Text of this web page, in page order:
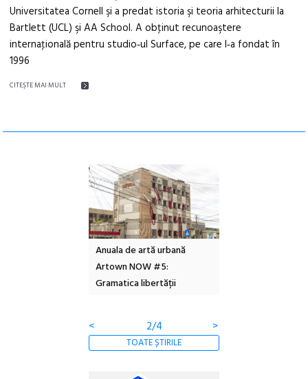
Universitatea Cornell şi a predat istoria şi teoria arhitecturii la
Bartlett (UCL) şi AA School. A obţinut recunoaştere
internaţională pentru studio‑ul Surface, pe care l‑a fondat în
1996
CITEŞTE MAI MULT
Anuala de artă urbană
Artown NOW #5:
Gramatica libertății
< 2/4 >
TOATE ȘTIRILE